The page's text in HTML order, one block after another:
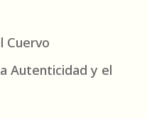
Cuervo
Autenticidad y el